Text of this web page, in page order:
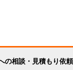
の相談・見積もり依